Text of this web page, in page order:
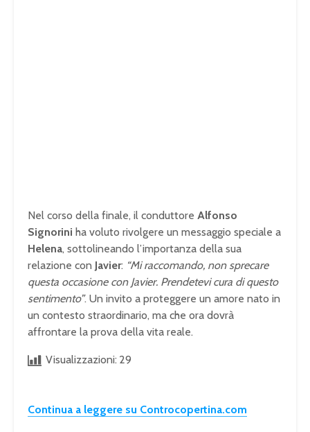
Nel corso della finale, il conduttore Alfonso
Signorini ha voluto rivolgere un messaggio speciale a
Helena, sottolineando l’importanza della sua
relazione con Javier: “Mi raccomando, non sprecare
questa occasione con Javier. Prendetevi cura di questo
sentimento”. Un invito a proteggere un amore nato in
un contesto straordinario, ma che ora dovrà
affrontare la prova della vita reale.
Visualizzazioni: 29
Continua a leggere su Controcopertina.com